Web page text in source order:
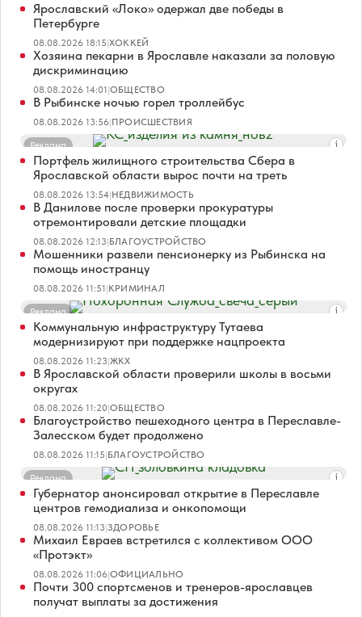
Ярославский «Локо» одержал две победы в
Петербурге
08.08.2026 18:15|ХОККЕЙ
Хозяина пекарни в Ярославле наказали за половую
дискриминацию
08.08.2026 14:01|ОБЩЕСТВО
В Рыбинске ночью горел троллейбус
08.08.2026 13:56|ПРОИСШЕСТВИЯ
Реклама
Портфель жилищного строительства Сбера в
Ярославской области вырос почти на треть
08.08.2026 13:54|НЕДВИЖИМОСТЬ
В Данилове после проверки прокуратуры
отремонтировали детские площадки
08.08.2026 12:13|БЛАГОУСТРОЙСТВО
Мошенники развели пенсионерку из Рыбинска на
помощь иностранцу
08.08.2026 11:51|КРИМИНАЛ
Реклама
Коммунальную инфраструктуру Тутаева
модернизируют при поддержке нацпроекта
08.08.2026 11:23|ЖКХ
В Ярославской области проверили школы в восьми
округах
08.08.2026 11:20|ОБЩЕСТВО
Благоустройство пешеходного центра в Переславле-
Залесском будет продолжено
08.08.2026 11:15|БЛАГОУСТРОЙСТВО
Реклама
Губернатор анонсировал открытие в Переславле
центров гемодиализа и онкопомощи
08.08.2026 11:13|ЗДОРОВЬЕ
Михаил Евраев встретился с коллективом ООО
«Протэкт»
08.08.2026 11:06|ОФИЦИАЛЬНО
Почти 300 спортсменов и тренеров-ярославцев
получат выплаты за достижения